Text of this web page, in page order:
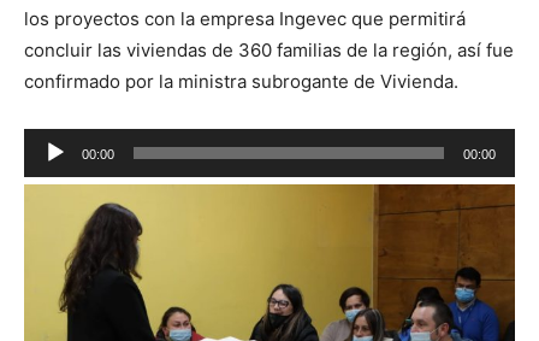
los proyectos con la empresa Ingevec que permitirá
concluir las viviendas de 360 familias de la región, así fue
confirmado por la ministra subrogante de Vivienda.
Reproductor
de
00:00 00:00